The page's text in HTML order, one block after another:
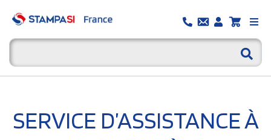
SERVICE D’ASSISTANCE À